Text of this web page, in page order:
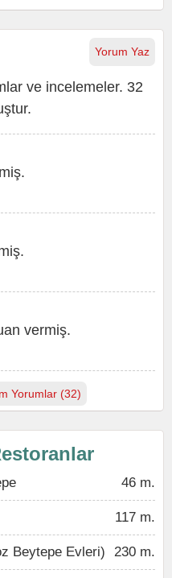
Yorum Yaz
ve incelemeler. 32
vermiş.
Yorumlar (32)
46 m.
117 m.
Beytepe Evleri) 230 m.